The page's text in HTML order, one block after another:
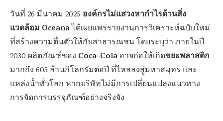
วันที่ 26 มีนาคม 2025 องค์กรไม่แสวงหากำไรด้านสิ่ง
แวดล้อม Oceanaได้เผยแพร่รายงานการวิเคราะห์ฉบับใหม่
ที่สร้างความตื่นตัวให้กับสาธารณชน โดยระบุว่า ภายในปี
2030 ผลิตภัณฑ์ของ Coca-Cola อาจก่อให้เกิดขยะพลาสติก
มากถึง 603 ล้านกิโลกรัมต่อปี ที่ไหลลงสู่มหาสมุทร และ
แหล่งน้ำทั่วโลก หากบริษัทไม่มีการเปลี่ยนแปลงแนวทาง
การจัดการบรรจุภัณฑ์อย่างจริงจัง